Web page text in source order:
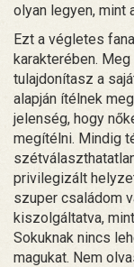
olyan legyen, mint
Ezt a végletes
karakterében.
tulajdonítasz a
alapján ítélnek
jelenség, hogy
megítélni. Mindig
privilegizált
szuper családom
kiszolgáltatva,
Sokuknak nincs
magukat. Nem